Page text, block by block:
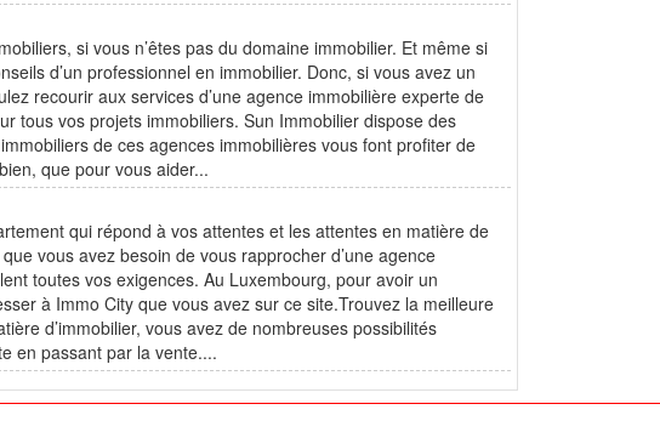
si vous n’êtes pas du domaine immobilier. Et même si
d’un professionnel en immobilier. Donc, si vous avez un
recourir aux services d’une agence immobilière experte de
tous vos projets immobiliers. Sun Immobilier dispose des
de ces agences immobilières vous font profiter de
que pour vous aider...
qui répond à vos attentes et les attentes en matière de
vous avez besoin de vous rapprocher d’une agence
toutes vos exigences. Au Luxembourg, pour avoir un
à Immo City que vous avez sur ce site.Trouvez la meilleure
d’immobilier, vous avez de nombreuses possibilités
en passant par la vente....